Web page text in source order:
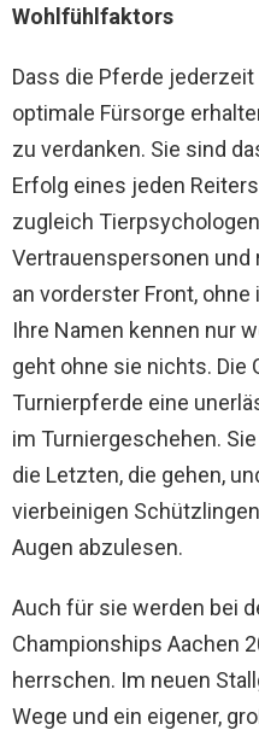
Wohlfühlfaktors
Dass die Pferde
optimale Fürsorge
zu verdanken. Sie sind
Erfolg eines jeden
zugleich
Vertrauenspersonen
an vorderster Front,
Ihre Namen kennen nur
geht ohne sie nichts. Die
Turnierpferde eine
im Turniergeschehen.
die Letzten, die gehen,
vierbeinigen
Augen abzulesen.
Auch für sie werden bei
Championships Aachen
herrschen. Im neuen
Wege und ein eigener,